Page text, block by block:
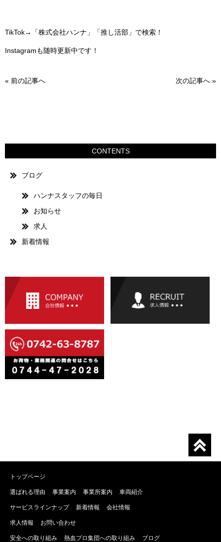
TikTok→「株式会社ハンナ」「推し活部」で検索！
Instagramも随時更新中です！
« 前の記事へ 次の記事へ »
CONTENTS
ブログ
ハンナスタッフの毎日
お知らせ
求人
新着情報
トップページ
選ばれる理由 事業案内 事業所案内 車両紹介
サービスラインナップ 新着情報 会社情報
求人情報 お問い合わせ
安全への取り組み 熱血プロ集団への取り組み ブログ